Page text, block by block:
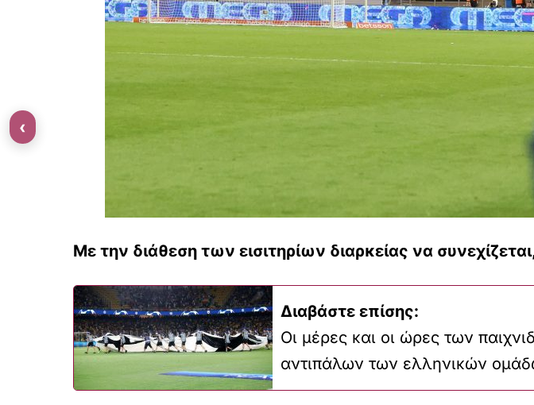
Με την διάθεση των εισιτηρίων διαρκείας να
Διαβάστε επίσης:
Οι μέρες και οι ώρες των
αντιπάλων των ελληνικών
‹